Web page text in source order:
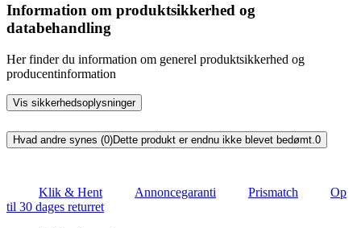
Information om produktsikkerhed og
databehandling
Her finder du information om generel produktsikkerhed og
producentinformation
Vis sikkerhedsoplysninger
Hvad andre synes (0)Dette produkt er endnu ikke blevet bedømt.0
Klik & Hent Annoncegaranti Prismatch
Op
til 30 dages returret